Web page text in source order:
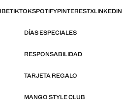
TIKTOKSPOTIFYPINTERESTXLINKEDIN
DÍAS ESPECIALES
RESPONSABILIDAD
TARJETA REGALO
MANGO STYLE CLUB